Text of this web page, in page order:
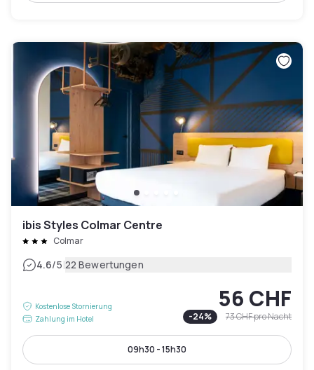
ibis Styles Colmar Centre
Colmar
4.6/5|22 Bewertungen
Kostenlose Stornierung
Zahlung im Hotel
56 CHF
-24% 73 CHFpro Nacht
09h30 - 15h30